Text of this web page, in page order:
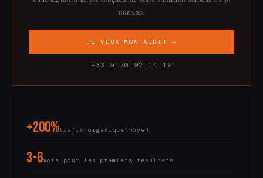
minutes.
JE VEUX MON AUDIT →
+33 9 70 92 14 19
+200%trafic organique moyen
3-6mois pour les premiers résultats